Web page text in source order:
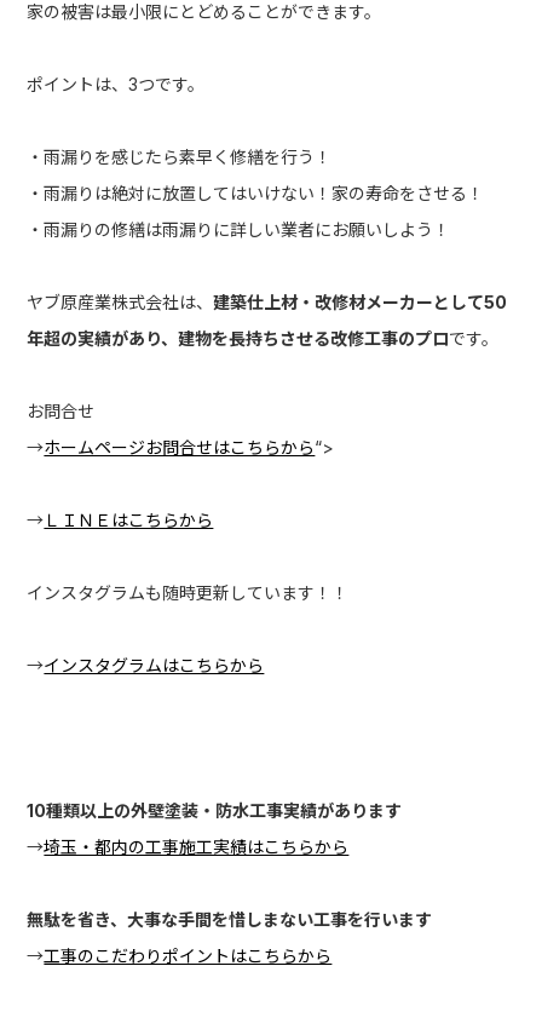
家の被害は最小限にとどめることができます。
ポイントは、3つです。
・雨漏りを感じたら素早く修繕を行う！
・雨漏りは絶対に放置してはいけない！家の寿命をさせる！
・雨漏りの修繕は雨漏りに詳しい業者にお願いしよう！
ヤブ原産業株式会社は、建築仕上材・改修材メーカーとして50
年超の実績があり、建物を長持ちさせる改修工事のプロです。
お問合せ
→ホームページお問合せはこちらから“>
→ ＬＩＮＥはこちらから
インスタグラムも随時更新しています！！
→インスタグラムはこちらから
10種類以上の外壁塗装・防水工事実績があります
→埼玉・都内の工事施工実績はこちらから
無駄を省き、大事な手間を惜しまない工事を行います
→工事のこだわりポイントはこちらから